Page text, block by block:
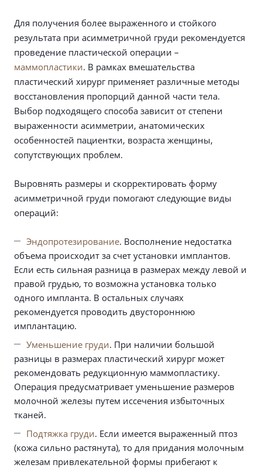
Для получения более выраженного и стойкого
результата при асимметричной груди рекомендуется
проведение пластической операции –
маммопластики. В рамках вмешательства
пластический хирург применяет различные методы
восстановления пропорций данной части тела.
Выбор подходящего способа зависит от степени
выраженности асимметрии, анатомических
особенностей пациентки, возраста женщины,
сопутствующих проблем.
Выровнять размеры и скорректировать форму
асимметричной груди помогают следующие виды
операций:
Эндопротезирование. Восполнение недостатка
объема происходит за счет установки имплантов.
Если есть сильная разница в размерах между левой и
правой грудью, то возможна установка только
одного импланта. В остальных случаях
рекомендуется проводить двустороннюю
имплантацию.
Уменьшение груди. При наличии большой
разницы в размерах пластический хирург может
рекомендовать редукционную маммопластику.
Операция предусматривает уменьшение размеров
молочной железы путем иссечения избыточных
тканей.
Подтяжка груди. Если имеется выраженный птоз
(кожа сильно растянута), то для придания молочным
железам привлекательной формы прибегают к